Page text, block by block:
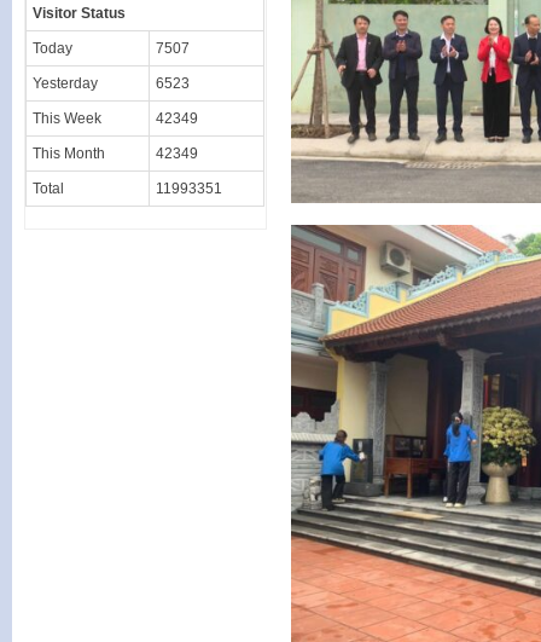
Visitor Status
Today 7507
Yesterday 6523
This Week 42349
This Month 42349
Total 11993351